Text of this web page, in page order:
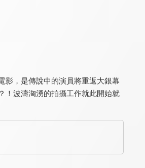
8.8
東京教父：數位修復版 6.4
危雞總動員(國)
影，是傳說中的演員將重返大銀幕
！波濤洶湧的拍攝工作就此開始就